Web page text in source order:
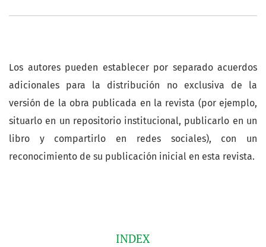
Los autores pueden establecer por separado acuerdos
adicionales para la distribución no exclusiva de la
versión de la obra publicada en la revista (por ejemplo,
situarlo en un repositorio institucional, publicarlo en un
libro y compartirlo en redes sociales), con un
reconocimiento de su publicación inicial en esta revista.
INDEX